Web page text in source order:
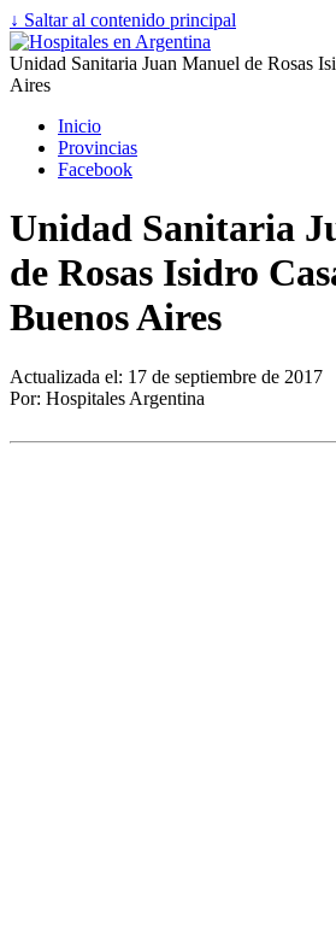
↓ Saltar al contenido principal
Unidad Sanitaria Juan Manuel de Rosas
Aires
Inicio
Provincias
Facebook
Unidad Sanitaria
de Rosas Isidro
Buenos Aires
Actualizada el: 17 de septiembre de 2017
Por: Hospitales Argentina